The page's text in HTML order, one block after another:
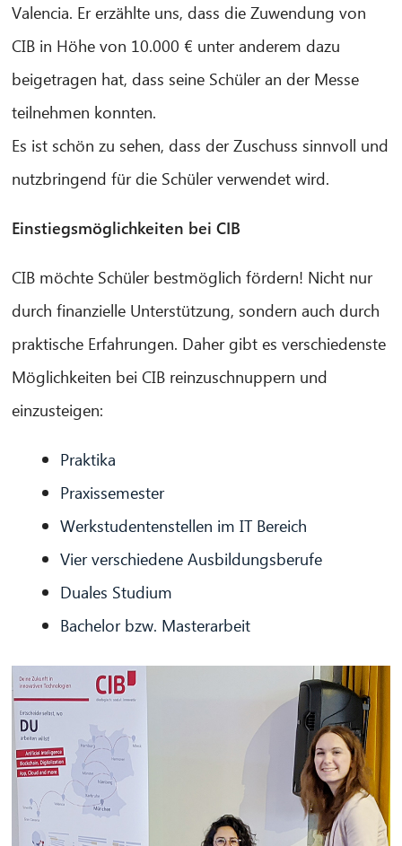
Valencia. Er erzählte uns, dass die Zuwendung von
CIB in Höhe von 10.000 € unter anderem dazu
beigetragen hat, dass seine Schüler an der Messe
teilnehmen konnten.
Es ist schön zu sehen, dass der Zuschuss sinnvoll und
nutzbringend für die Schüler verwendet wird.
Einstiegsmöglichkeiten bei CIB
CIB möchte Schüler bestmöglich fördern! Nicht nur
durch finanzielle Unterstützung, sondern auch durch
praktische Erfahrungen. Daher gibt es verschiedenste
Möglichkeiten bei CIB reinzuschnuppern und
einzusteigen:
Praktika
Praxissemester
Werkstudentenstellen im IT Bereich
Vier verschiedene Ausbildungsberufe
Duales Studium
Bachelor bzw. Masterarbeit
CIB AI ChatBot